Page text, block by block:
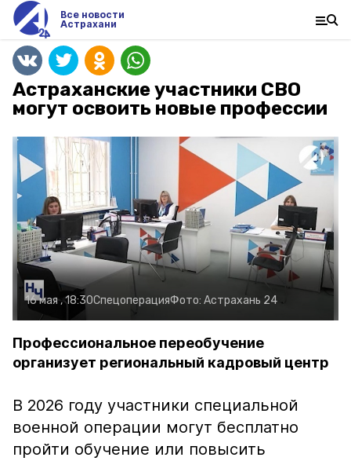
Все новости
Астрахани
Астраханские участники СВО
могут освоить новые профессии
16 мая , 18:30СпецоперацияФото: Астрахань 24
Профессиональное переобучение
организует региональный кадровый центр
В 2026 году участники специальной
военной операции могут бесплатно
пройти обучение или повысить